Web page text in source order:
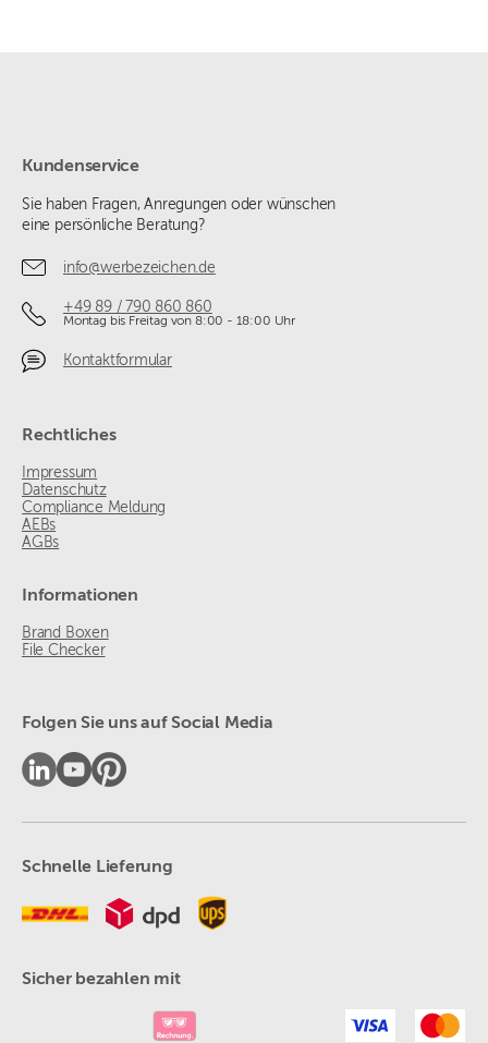
Kundenservice
Sie haben Fragen, Anregungen oder wünschen
eine persönliche Beratung?
info@werbezeichen.de
+49 89 / 790 860 860
Montag bis Freitag von 8:00 - 18:00 Uhr
Kontaktformular
Rechtliches
Impressum
Datenschutz
Compliance Meldung
AEBs
AGBs
Informationen
Brand Boxen
File Checker
Folgen Sie uns auf Social Media
Schnelle Lieferung
Sicher bezahlen mit